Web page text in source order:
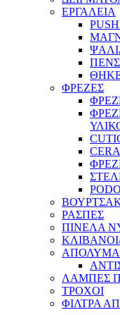
ΕΡΓΑΛΕΙΑ
ΦΡΕΖΕΣ
ΡΑΣΠΕΣ
ΠΙΝΕΛΑ
ΛΑΜΠΕΣ
ΤΡΟΧΟΙ
ΦΙΛΤΡΑ